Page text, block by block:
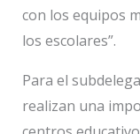
con los equipos
los escolares”.
Para el
realizan una